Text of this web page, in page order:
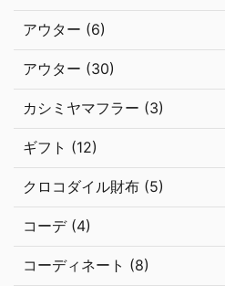
アウター (6)
アウター (30)
カシミヤマフラー (3)
ギフト (12)
クロコダイル財布 (5)
コーデ (4)
コーディネート (8)